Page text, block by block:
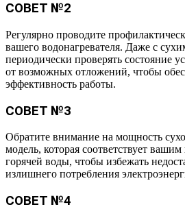
СОВЕТ №2
Регулярно проводите
вашего водонагревателя. Даже с
периодически проверять состояние
от возможных отложений, чтобы
эффективность работы.
СОВЕТ №3
Обратите внимание на мощность
модель, которая соответствует
горячей воды, чтобы избежать
излишнего потребления
СОВЕТ №4